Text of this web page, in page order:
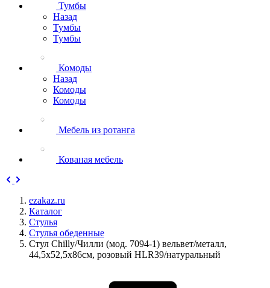
Тумбы
Назад
Тумбы
Тумбы
Комоды
Назад
Комоды
Комоды
Мебель из ротанга
Кованая мебель
ezakaz.ru
Каталог
Стулья
Стулья обеденные
Стул Chilly/Чилли (мод. 7094-1) вельвет/металл,
44,5х52,5х86см, розовый HLR39/натуральный